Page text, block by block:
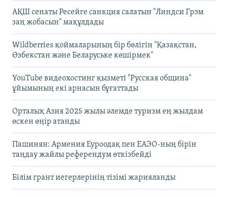
АҚШ сенаты Ресейге санкция салатын "Линдси Грэм
заң жобасын" мақұлдады
Wildberries қоймаларының бір бөлігін "Қазақстан,
Өзбекстан және Беларуське көшірмек"
YouTube видеохостинг қызметі "Русская община"
ұйымының екі арнасын бұғаттады
Орталық Азия 2025 жылы әлемде туризм ең жылдам
өскен өңір атанды
Пашинян: Армения Еуроодақ пен ЕАЭО-ның бірін
таңдау жайлы референдум өткізбейді
Білім грант иегерлерінің тізімі жарияланды